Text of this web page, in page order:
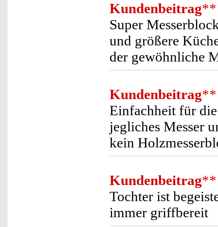
Kundenbeitrag**
Super
und größere
der gewöhnliche
Kundenbeitrag**
Einfachheit für
jegliches Messer
kein
Kundenbeitrag**
Tochter ist
immer griffbereit